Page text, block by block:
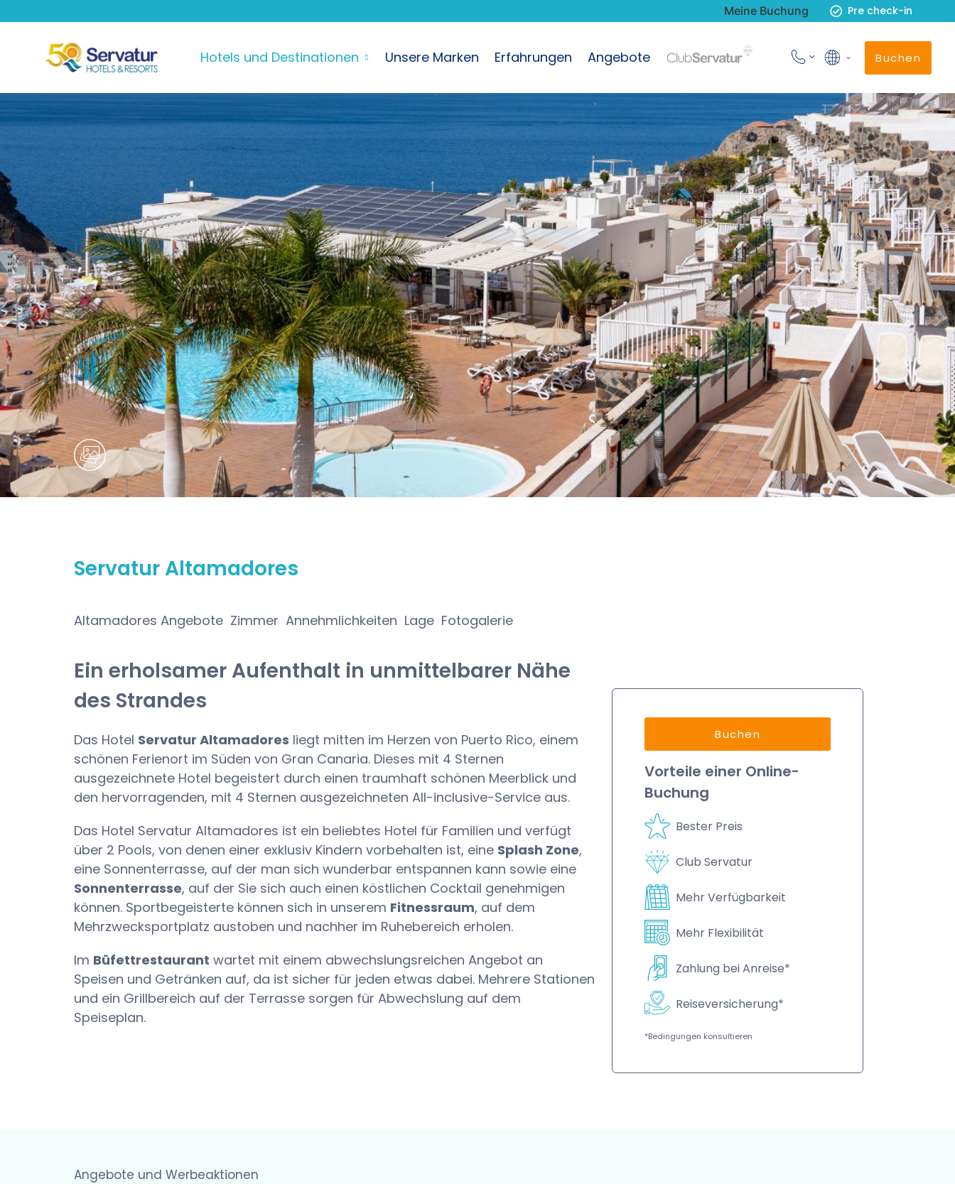
Meine Buchung Pre check-in
Hotels und Destinationen Unsere Marken Erfahrungen Angebote Buchen
Servatur Altamadores
Altamadores Angebote Zimmer Annehmlichkeiten Lage Fotogalerie
Ein erholsamer Aufenthalt in unmittelbarer Nähe
des Strandes
Das Hotel Servatur Altamadores liegt mitten im Herzen von Puerto Rico, einem
schönen Ferienort im Süden von Gran Canaria. Dieses mit 4 Sternen
ausgezeichnete Hotel begeistert durch einen traumhaft schönen Meerblick und
den hervorragenden, mit 4 Sternen ausgezeichneten All-inclusive-Service aus.
Das Hotel Servatur Altamadores ist ein beliebtes Hotel für Familien und verfügt
über 2 Pools, von denen einer exklusiv Kindern vorbehalten ist, eine Splash Zone,
eine Sonnenterrasse, auf der man sich wunderbar entspannen kann sowie eine
Sonnenterrasse, auf der Sie sich auch einen köstlichen Cocktail genehmigen
können. Sportbegeisterte können sich in unserem Fitnessraum, auf dem
Mehrzwecksportplatz austoben und nachher im Ruhebereich erholen.
Im Büfettrestaurant wartet mit einem abwechslungsreichen Angebot an
Speisen und Getränken auf, da ist sicher für jeden etwas dabei. Mehrere Stationen
und ein Grillbereich auf der Terrasse sorgen für Abwechslung auf dem
Speiseplan.
Buchen
Vorteile einer Online-
Buchung
Bester Preis
Club Servatur
Mehr Verfügbarkeit
Mehr Flexibilität
Zahlung bei Anreise*
Reiseversicherung*
*Bedingungen konsultieren
Angebote und Werbeaktionen